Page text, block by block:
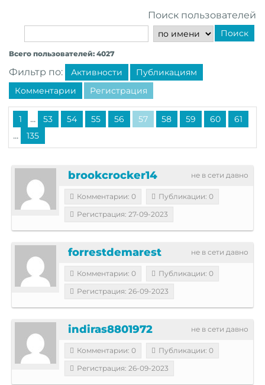
Поиск пользователей
Поиск
Всего пользователей: 4027
Фильтр по: Активности
Публикациям
Комментарии
Регистрация
1 ... 53 54 55 56 57 58 59 60 61
... 135
не в сети давно
brookcrocker14
Комментарии: 0
Публикации: 0
Регистрация: 27-09-2023
не в сети давно
forrestdemarest
Комментарии: 0
Публикации: 0
Регистрация: 26-09-2023
не в сети давно
indiras8801972
Комментарии: 0
Публикации: 0
Регистрация: 26-09-2023